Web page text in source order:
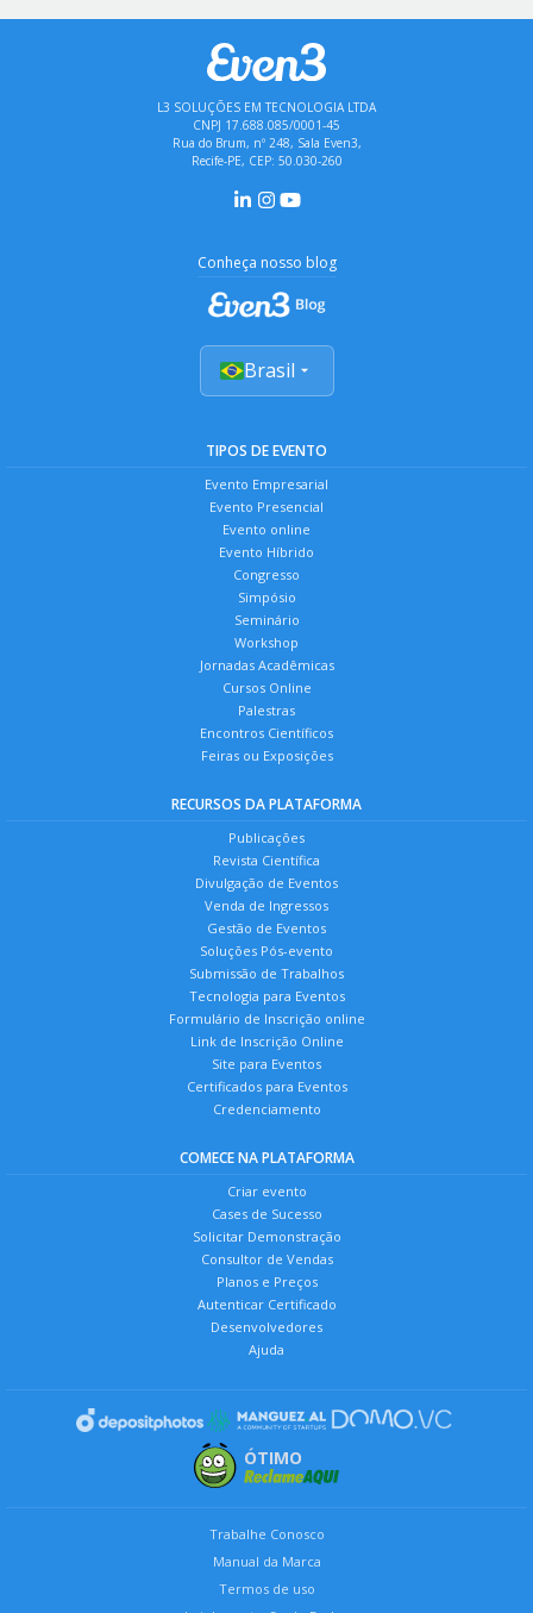
L3 SOLUÇÕES EM TECNOLOGIA LTDA
CNPJ 17.688.085/0001-45
Rua do Brum, nº 248, Sala Even3,
Recife-PE, CEP: 50.030-260
Conheça nosso blog
Brasil
TIPOS DE EVENTO
Evento Empresarial
Evento Presencial
Evento online
Evento Híbrido
Congresso
Simpósio
Seminário
Workshop
Jornadas Acadêmicas
Cursos Online
Palestras
Encontros Científicos
Feiras ou Exposições
RECURSOS DA PLATAFORMA
Publicações
Revista Científica
Divulgação de Eventos
Venda de Ingressos
Gestão de Eventos
Soluções Pós-evento
Submissão de Trabalhos
Tecnologia para Eventos
Formulário de Inscrição online
Link de Inscrição Online
Site para Eventos
Certificados para Eventos
Credenciamento
COMECE NA PLATAFORMA
Criar evento
Cases de Sucesso
Solicitar Demonstração
Consultor de Vendas
Planos e Preços
Autenticar Certificado
Desenvolvedores
Ajuda
ÓTIMO
Trabalhe Conosco
Manual da Marca
Termos de uso